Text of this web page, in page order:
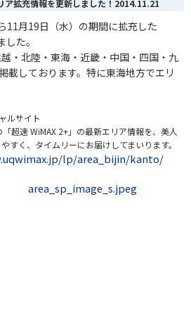
拡充情報を更新しました！ 2014.11.21
11月19日（水）の期間に拡充した
た。
・北陸・東海 ・ 近畿・中国・四国・九
載しております。 特に東海地方でエリ
ルサイト
超速 WiMAX 2+」の最新エリア情報を、美人
すく、タイムリーにお届けしてまいります。
lp/area_bijin/kanto/